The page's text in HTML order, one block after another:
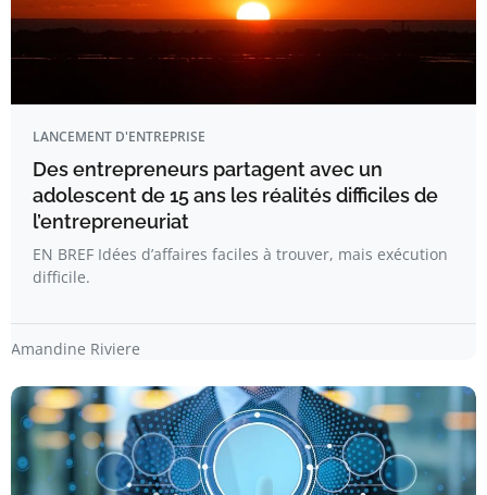
LANCEMENT D'ENTREPRISE
Des entrepreneurs partagent avec un
adolescent de 15 ans les réalités difficiles de
l’entrepreneuriat
EN BREF Idées d’affaires faciles à trouver, mais exécution
difficile.
Amandine Riviere